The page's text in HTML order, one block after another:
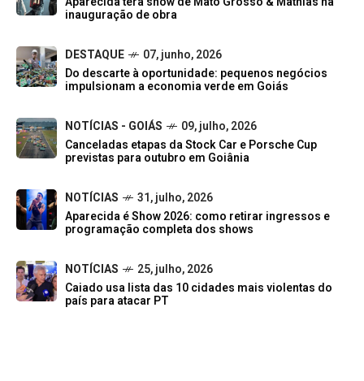
inauguração de obra
DESTAQUE
07, junho, 2026
Do descarte à oportunidade: pequenos negócios
impulsionam a economia verde em Goiás
NOTÍCIAS - GOIÁS
09, julho, 2026
Canceladas etapas da Stock Car e Porsche Cup
previstas para outubro em Goiânia
NOTÍCIAS
31, julho, 2026
Aparecida é Show 2026: como retirar ingressos e
programação completa dos shows
NOTÍCIAS
25, julho, 2026
Caiado usa lista das 10 cidades mais violentas do
país para atacar PT